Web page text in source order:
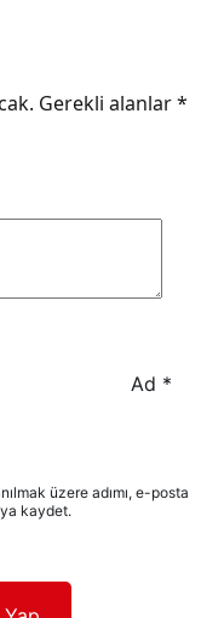
Gerekli alanlar*
Ad *
üzere adımı, e-posta
kaydet.